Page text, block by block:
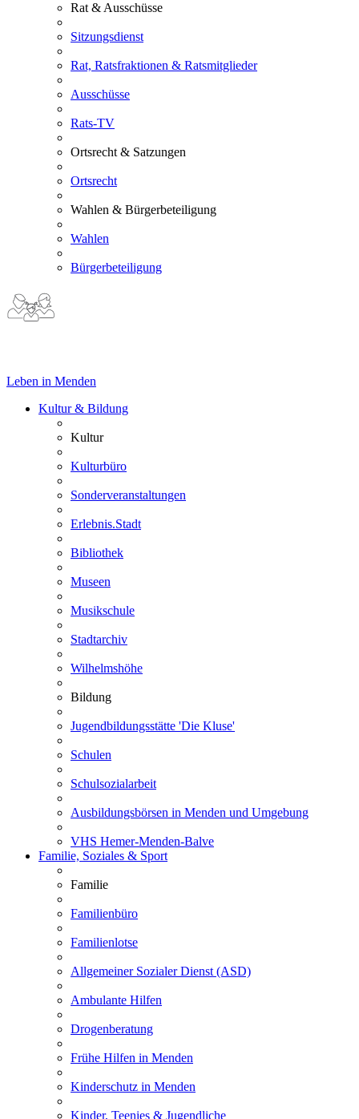
Rat & Ausschüsse
Sitzungsdienst
Rat, Ratsfraktionen & Ratsmitglieder
Ausschüsse
Rats-TV
Ortsrecht & Satzungen
Ortsrecht
Wahlen & Bürgerbeteiligung
Wahlen
Bürgerbeteiligung
Leben in Menden
Kultur & Bildung
Kultur
Kulturbüro
Sonderveranstaltungen
Erlebnis.Stadt
Bibliothek
Museen
Musikschule
Stadtarchiv
Wilhelmshöhe
Bildung
Jugendbildungsstätte 'Die Kluse'
Schulen
Schulsozialarbeit
Ausbildungsbörsen in Menden und Umgebung
VHS Hemer-Menden-Balve
Familie, Soziales & Sport
Familie
Familienbüro
Familienlotse
Allgemeiner Sozialer Dienst (ASD)
Ambulante Hilfen
Drogenberatung
Frühe Hilfen in Menden
Kinderschutz in Menden
Kinder, Teenies & Jugendliche